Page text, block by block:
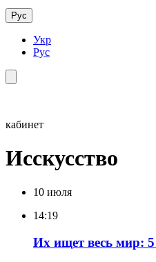
Рус
Укр
Рус
кабинет
Исскусство
10 июля
14:19
Их ищет весь мир: